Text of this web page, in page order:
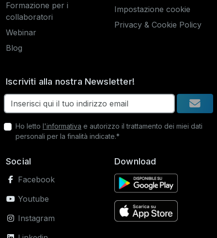
Formazione per i
collaboratori
Webinar
Blog
Impostazione cookie
Privacy & Cookie Policy
Iscriviti alla nostra Newsletter!
Ho letto l'informativa e autorizzo il trattamento dei miei dati
personali per la finalità indicate.*
Social
Facebook
Youtube
Instagram
Download